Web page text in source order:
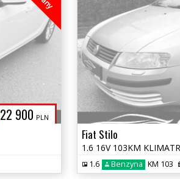
22 900 PLN
Fiat Stilo
1.6 Benzyna KM 103